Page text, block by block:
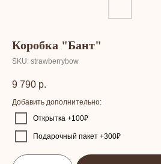
Коробка "Бант"
SKU: strawberrybow
9 790 р.
Добавить дополнительно:
Открытка +100₽
Подарочный пакет +300₽